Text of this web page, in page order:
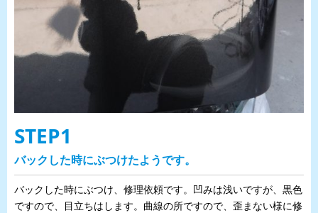
STEP1
バックした時にぶつけたようです。
バックした時にぶつけ、修理依頼です。凹みは浅いですが、黒色
ですので、目立ちはします。曲線の所ですので、歪まない様に修